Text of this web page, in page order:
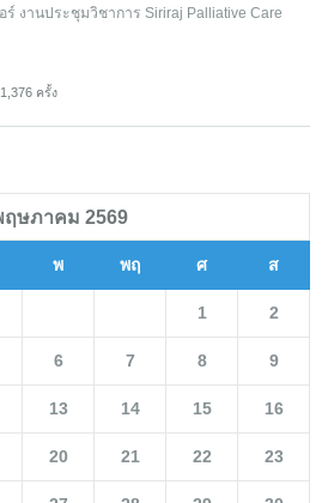
งานประชุมวิชาการ Siriraj Palliative Care
ครั้ง
ฤษภาคม 2569
พ พฤ ศ ส
1 2
6 7 8 9
13 14 15 16
20 21 22 23